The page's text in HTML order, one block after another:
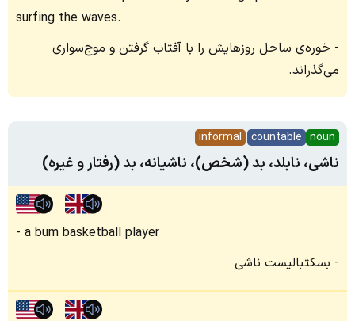
surfing the waves.
خوره‌ی ساحل روزهایش را با آفتاب گرفتن و موج‌سواری
می‌گذراند.
noun
countable
informal
ناشی، نابلد، بد (شخص)، ناشیانه، بد (رفتار و غیره)
a bum basketball player
بسکتبالیست ناشی